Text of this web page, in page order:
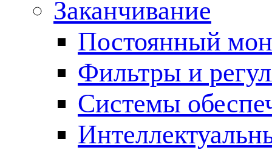
Заканчивание
Постоянный
Фильтры и
Cистемы